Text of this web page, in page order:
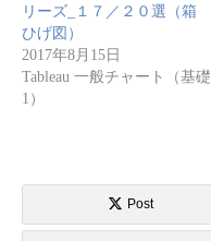
リーズ_１７／２０選（箱
ひげ図）
2017年8月15日
Tableau 一般チャート（基礎
1）
Post